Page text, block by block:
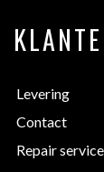
Levering
Contact
Repair service